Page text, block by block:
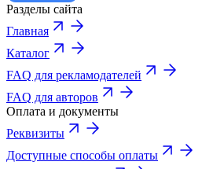
Разделы сайта
Главная
Каталог
FAQ для рекламодателей
FAQ для авторов
Оплата и документы
Реквизиты
Доступные способы оплаты